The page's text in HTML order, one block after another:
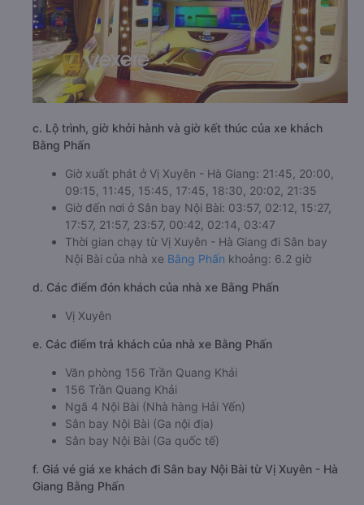
c. Lộ trình, giờ khởi hành và giờ kết thúc của xe khách
Bằng Phấn
Giờ xuất phát ở Vị Xuyên - Hà Giang: 21:45, 20:00,
09:15, 11:45, 15:45, 17:45, 18:30, 20:02, 21:35
Giờ đến nơi ở Sân bay Nội Bài: 03:57, 02:12, 15:27,
17:57, 21:57, 23:57, 00:42, 02:14, 03:47
Thời gian chạy từ Vị Xuyên - Hà Giang đi Sân bay
Nội Bài của nhà xe Bằng Phấn khoảng: 6.2 giờ
d. Các điểm đón khách của nhà xe Bằng Phấn
Vị Xuyên
e. Các điểm trả khách của nhà xe Bằng Phấn
Văn phòng 156 Trần Quang Khải
156 Trần Quang Khải
Ngã 4 Nội Bài (Nhà hàng Hải Yến)
Sân bay Nội Bài (Ga nội địa)
Sân bay Nội Bài (Ga quốc tế)
f. Giá vé giá xe khách đi Sân bay Nội Bài từ Vị Xuyên - Hà
Giang Bằng Phấn